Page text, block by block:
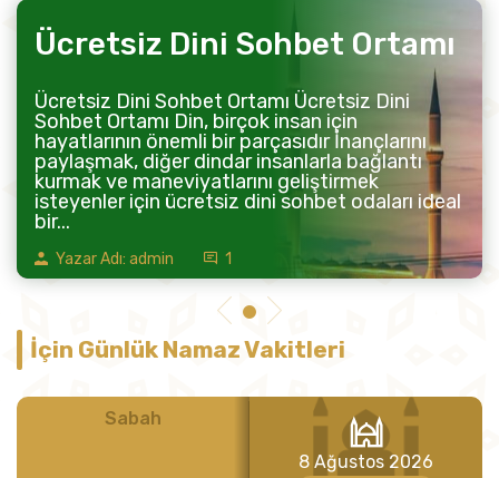
Ücretsiz Dini Sohbet Ortamı
Ücretsiz Dini Sohbet Ortamı Ücretsiz Dini
Sohbet Ortamı Din, birçok insan için
hayatlarının önemli bir parçasıdır İnançlarını
paylaşmak, diğer dindar insanlarla bağlantı
kurmak ve maneviyatlarını geliştirmek
isteyenler için ücretsiz dini sohbet odaları ideal
bir...
Yazar Adı: admin 1
İçin Günlük Namaz Vakitleri
Sabah Öğle
8 Ağustos 2026